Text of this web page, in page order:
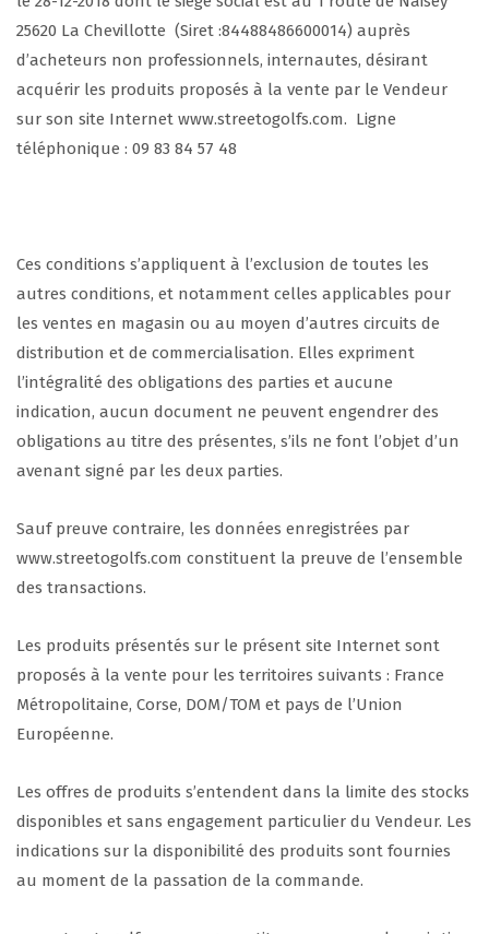
25620 La Chevillotte (Siret :84488486600014) auprès
d’acheteurs non professionnels, internautes, désirant
acquérir les produits proposés à la vente par le Vendeur
sur son site Internet www.streetogolfs.com. Ligne
téléphonique : 09 83 84 57 48
Ces conditions s’appliquent à l’exclusion de toutes les
autres conditions, et notamment celles applicables pour
les ventes en magasin ou au moyen d’autres circuits de
distribution et de commercialisation. Elles expriment
l’intégralité des obligations des parties et aucune
indication, aucun document ne peuvent engendrer des
obligations au titre des présentes, s’ils ne font l’objet d’un
avenant signé par les deux parties.
Sauf preuve contraire, les données enregistrées par
www.streetogolfs.com constituent la preuve de l’ensemble
des transactions.
Les produits présentés sur le présent site Internet sont
proposés à la vente pour les territoires suivants : France
Métropolitaine, Corse, DOM/TOM et pays de l’Union
Européenne.
Les offres de produits s’entendent dans la limite des stocks
disponibles et sans engagement particulier du Vendeur. Les
indications sur la disponibilité des produits sont fournies
au moment de la passation de la commande.